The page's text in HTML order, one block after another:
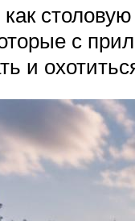
с
и